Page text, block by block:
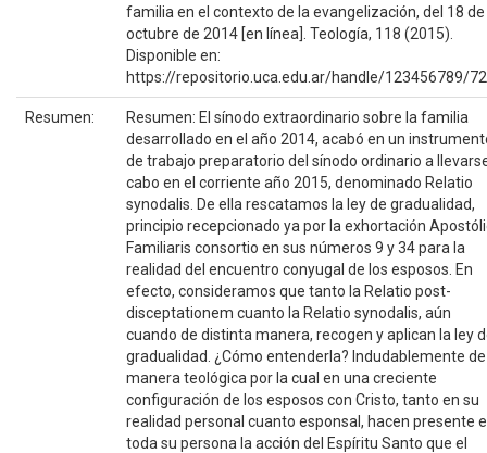
familia en el contexto de la evangelización, del 18 de
octubre de 2014 [en línea]. Teología, 118 (2015).
Disponible en:
https://repositorio.uca.edu.ar/handle/123456789/
Resumen:
Resumen: El sínodo extraordinario sobre la familia
desarrollado en el año 2014, acabó en un
de trabajo preparatorio del sínodo ordinario a
cabo en el corriente año 2015, denominado Relatio
synodalis. De ella rescatamos la ley de gradualidad,
principio recepcionado ya por la exhortación
Familiaris consortio en sus números 9 y 34 para la
realidad del encuentro conyugal de los esposos. En
efecto, consideramos que tanto la Relatio post-
disceptationem cuanto la Relatio synodalis, aún
cuando de distinta manera, recogen y aplican la ley
gradualidad. ¿Cómo entenderla? Indudablemente de
manera teológica por la cual en una creciente
configuración de los esposos con Cristo, tanto en su
realidad personal cuanto esponsal, hacen presente
toda su persona la acción del Espíritu Santo que el